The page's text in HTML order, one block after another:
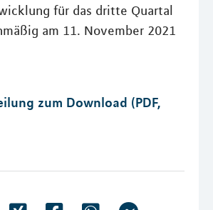
für das dritte Quartal
am 11. November 2021
zum Download (PDF,